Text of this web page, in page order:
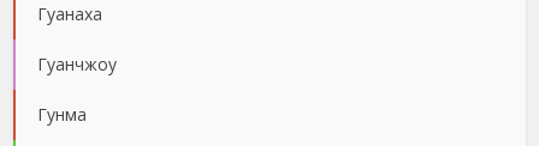
Гуанаха
Гуанчжоу
Гунма